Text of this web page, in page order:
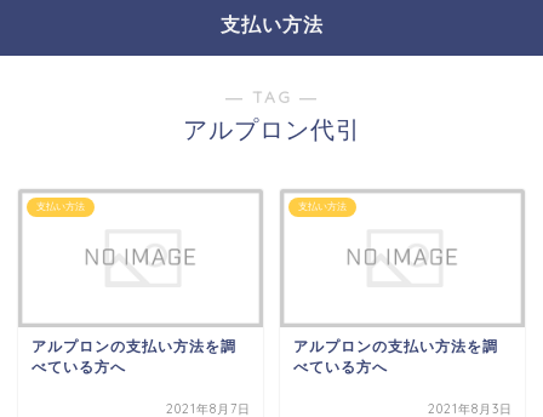
支払い方法
― TAG ―
アルプロン代引
支払い方法
アルプロンの支払い方法を調
べている方へ
2021年8月7日
支払い方法
アルプロンの支払い方法を調
べている方へ
2021年8月3日